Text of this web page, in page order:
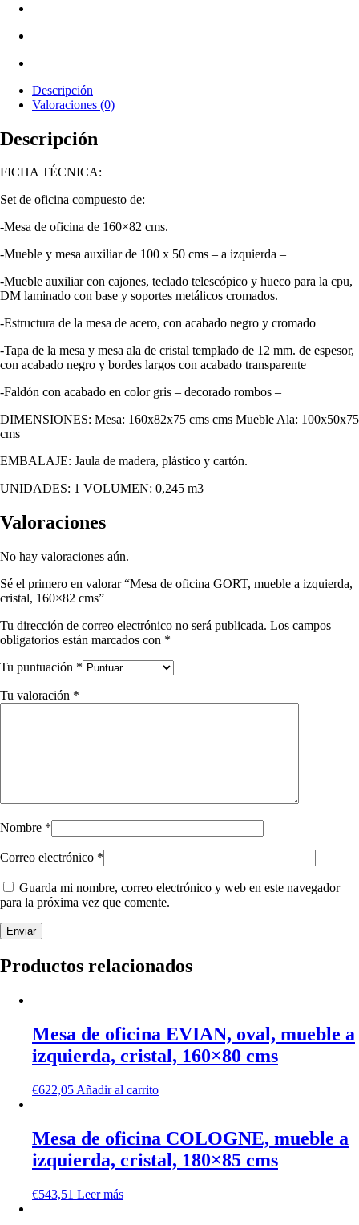
Descripción
Valoraciones (0)
Descripción
FICHA TÉCNICA:
Set de oficina compuesto de:
-Mesa de oficina de 160×82 cms.
-Mueble y mesa auxiliar de 100 x 50 cms – a izquierda –
-Mueble auxiliar con cajones, teclado telescópico y hueco para la cpu,
DM laminado con base y soportes metálicos cromados.
-Estructura de la mesa de acero, con acabado negro y cromado
-Tapa de la mesa y mesa ala de cristal templado de 12 mm. de espesor,
con acabado negro y bordes largos con acabado transparente
-Faldón con acabado en color gris – decorado rombos –
DIMENSIONES: Mesa: 160x82x75 cms cms Mueble Ala: 100x50x75
cms
EMBALAJE: Jaula de madera, plástico y cartón.
UNIDADES: 1 VOLUMEN: 0,245 m3
Valoraciones
No hay valoraciones aún.
Sé el primero en valorar “Mesa de oficina GORT, mueble a izquierda,
cristal, 160×82 cms”
Tu dirección de correo electrónico no será publicada. Los campos
obligatorios están marcados con *
Tu puntuación *
Tu valoración *
Nombre *
Correo electrónico *
Guarda mi nombre, correo electrónico y web en este navegador
para la próxima vez que comente.
Productos relacionados
Mesa de oficina EVIAN, oval, mueble a
izquierda, cristal, 160×80 cms
€622,05 Añadir al carrito
Mesa de oficina COLOGNE, mueble a
izquierda, cristal, 180×85 cms
€543,51 Leer más